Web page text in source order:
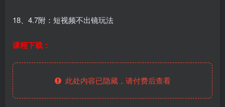
18、4.7附：短视频不出镜玩法
课程下载：
此处内容已隐藏，请付费后查看